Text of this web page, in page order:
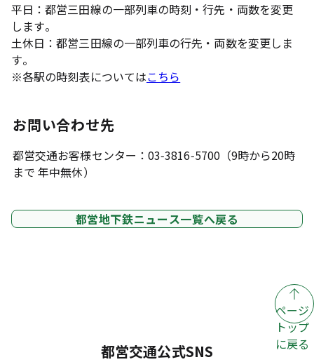
平日：都営三田線の一部列車の時刻・行先・両数を変更
します。
土休日：都営三田線の一部列車の行先・両数を変更しま
す。
※各駅の時刻表についてはこちら
お問い合わせ先
都営交通お客様センター：03-3816-5700（9時から20時
まで 年中無休）
都営地下鉄ニュース一覧へ戻る
ページ
トップ
に戻る
都営交通公式SNS